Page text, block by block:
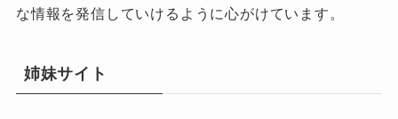
な情報を発信していけるように心がけています。
姉妹サイト